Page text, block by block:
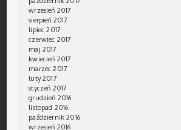
wrzesień 2017
sierpień 2017
lipiec 2017
czerwiec 2017
maj 2017
kwiecień 2017
marzec 2017
luty 2017
styczeń 2017
grudzień 2016
listopad 2016
październik 2016
wrzesień 2016